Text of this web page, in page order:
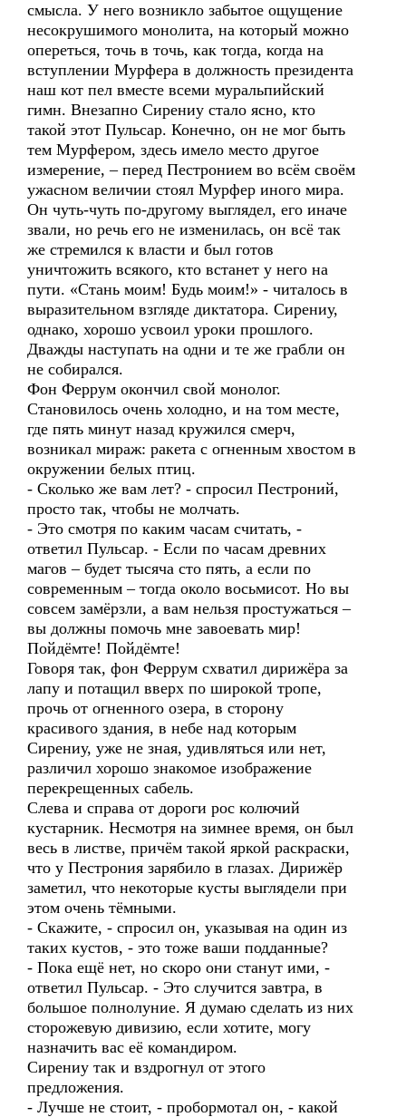
смысла. У него возникло забытое ощущение
несокрушимого монолита, на который можно
опереться, точь в точь, как тогда, когда на
вступлении Мурфера в должность президента
наш кот пел вместе всеми муральпийский
гимн. Внезапно Сирениу стало ясно, кто
такой этот Пульсар. Конечно, он не мог быть
тем Мурфером, здесь имело место другое
измерение, – перед Пестронием во всём своём
ужасном величии стоял Мурфер иного мира.
Он чуть-чуть по-другому выглядел, его иначе
звали, но речь его не изменилась, он всё так
же стремился к власти и был готов
уничтожить всякого, кто встанет у него на
пути. «Стань моим! Будь моим!» - читалось в
выразительном взгляде диктатора. Сирениу,
однако, хорошо усвоил уроки прошлого.
Дважды наступать на одни и те же грабли он
не собирался.
Фон Феррум окончил свой монолог.
Становилось очень холодно, и на том месте,
где пять минут назад кружился смерч,
возникал мираж: ракета с огненным хвостом в
окружении белых птиц.
- Сколько же вам лет? - спросил Пестроний,
просто так, чтобы не молчать.
- Это смотря по каким часам считать, -
ответил Пульсар. - Если по часам древних
магов – будет тысяча сто пять, а если по
современным – тогда около восьмисот. Но вы
совсем замёрзли, а вам нельзя простужаться –
вы должны помочь мне завоевать мир!
Пойдёмте! Пойдёмте!
Говоря так, фон Феррум схватил дирижёра за
лапу и потащил вверх по широкой тропе,
прочь от огненного озера, в сторону
красивого здания, в небе над которым
Сирениу, уже не зная, удивляться или нет,
различил хорошо знакомое изображение
перекрещенных сабель.
Слева и справа от дороги рос колючий
кустарник. Несмотря на зимнее время, он был
весь в листве, причём такой яркой раскраски,
что у Пестрония зарябило в глазах. Дирижёр
заметил, что некоторые кусты выглядели при
этом очень тёмными.
- Скажите, - спросил он, указывая на один из
таких кустов, - это тоже ваши подданные?
- Пока ещё нет, но скоро они станут ими, -
ответил Пульсар. - Это случится завтра, в
большое полнолуние. Я думаю сделать из них
сторожевую дивизию, если хотите, могу
назначить вас её командиром.
Сирениу так и вздрогнул от этого
предложения.
- Лучше не стоит, - пробормотал он, - какой